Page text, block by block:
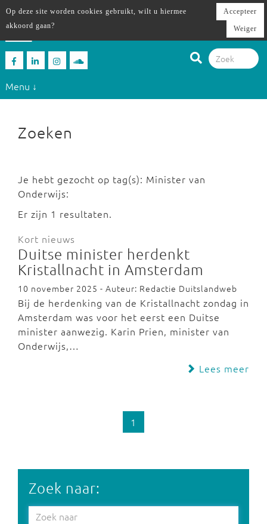
Menu ↓
Zoeken
Je hebt gezocht op tag(s): Minister van
Onderwijs:
Er zijn 1 resultaten.
Kort nieuws
Duitse minister herdenkt
Kristallnacht in Amsterdam
10 november 2025 - Auteur: Redactie Duitslandweb
Bij de herdenking van de Kristallnacht zondag in
Amsterdam was voor het eerst een Duitse
minister aanwezig. Karin Prien, minister van
Onderwijs,…
Lees meer
1
Zoek naar:
Op deze site worden cookies gebruikt, wilt u hiermee
akkoord gaan?
Accepteer
Weiger